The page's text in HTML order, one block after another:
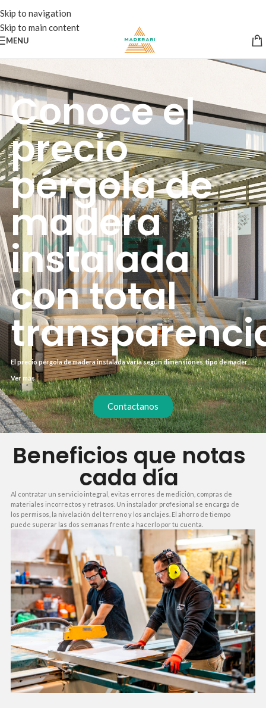
Skip to navigation
Skip to main content
MENU
Conoce el
precio
pérgola de
madera
instalada
con total
El precio pérgola de madera instalada varía según dimensiones, tipo de madera
y complejidad del montaje. Un modelo estándar de 3×4 metros en pino tratado
ronda los 2.500 €, mientras que uno de iroko o cumarú puede superar los 4.500 €.
Incluye materiales, transporte y mano de obra, sin sorpresas.
Ver más
Contactanos
Beneficios que notas
cada día
Al contratar un servicio integral, evitas errores de medición, compras de
materiales incorrectos y retrasos. Un instalador profesional se encarga de
los permisos, la nivelación del terreno y los anclajes. El ahorro de tiempo
puede superar las dos semanas frente a hacerlo por tu cuenta.